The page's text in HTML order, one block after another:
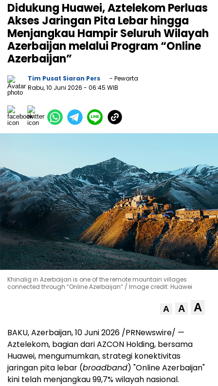
Didukung Huawei, Aztelekom Perluas
Akses Jaringan Pita Lebar hingga
Menjangkau Hampir Seluruh Wilayah
Azerbaijan melalui Program “Online
Azerbaijan”
Tim Pusat Siaran Pers
- Pewarta
Rabu, 10 Juni 2026 - 06:45 WIB
Khinalig in Azerbaijan is one of the remote mountain villages
connected through “Online Azerbaijan” / Image credit: Huawei
A A A
BAKU, Azerbaijan,10 Juni 2026 /PRNewswire/ —
Aztelekom, bagian dari AZCON Holding, bersama
Huawei, mengumumkan, strategi konektivitas
jaringan pita lebar (broadband) "Online Azerbaijan"
kini telah menjangkau 99,7% wilayah nasional.